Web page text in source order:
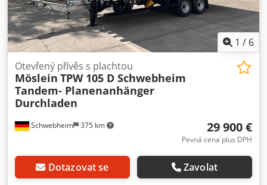
1 / 6
Schwebheim 375 km
Otevřený přívěs s plachtou
Möslein TPW 105 D Schwebheim
Tandem- Planenanhänger
Durchladen
29 900 €
Pevná cena plus DPH
Dotazovat se Zavolat